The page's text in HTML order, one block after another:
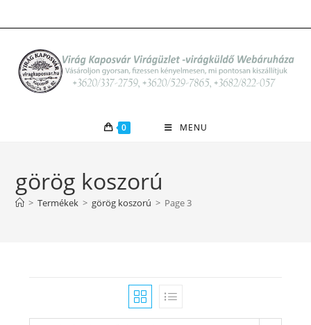
to
0 MENU
görög koszorú
> Termékek > görög koszorú > Page 3